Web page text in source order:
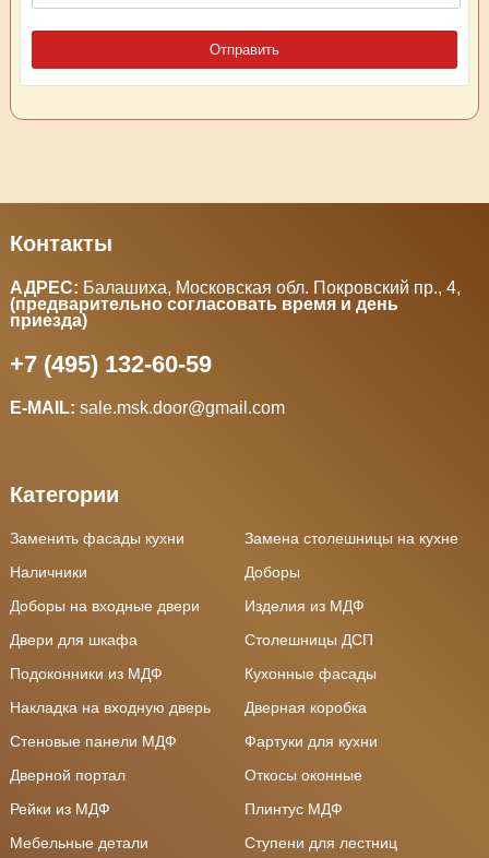
Контакты
АДРЕС: Балашиха, Московская обл. Покровский пр., 4,
(предварительно согласовать время и день
приезда)
+7 (495) 132-60-59
E-MAIL: sale.msk.door@gmail.com
Категории
Заменить фасады кухни
Замена столешницы на кухне
Наличники
Доборы
Доборы на входные двери
Изделия из МДФ
Двери для шкафа
Столешницы ДСП
Подоконники из МДФ
Кухонные фасады
Накладка на входную дверь
Дверная коробка
Стеновые панели МДФ
Фартуки для кухни
Дверной портал
Откосы оконные
Рейки из МДФ
Плинтус МДФ
Мебельные детали
Ступени для лестниц